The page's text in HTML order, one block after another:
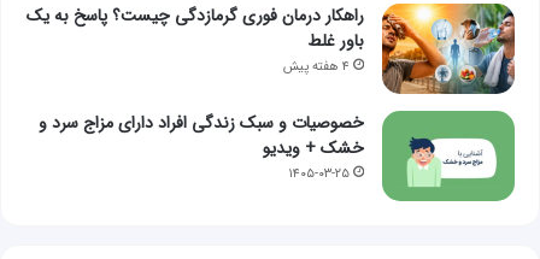
راهکار درمان فوری گرمازدگی چیست؟ پاسخ به یک
باور غلط
۴ هفته پیش
خصوصیات و سبک زندگی افراد دارای مزاج سرد و
خشک + ویدیو
۱۴۰۵-۰۳-۲۵